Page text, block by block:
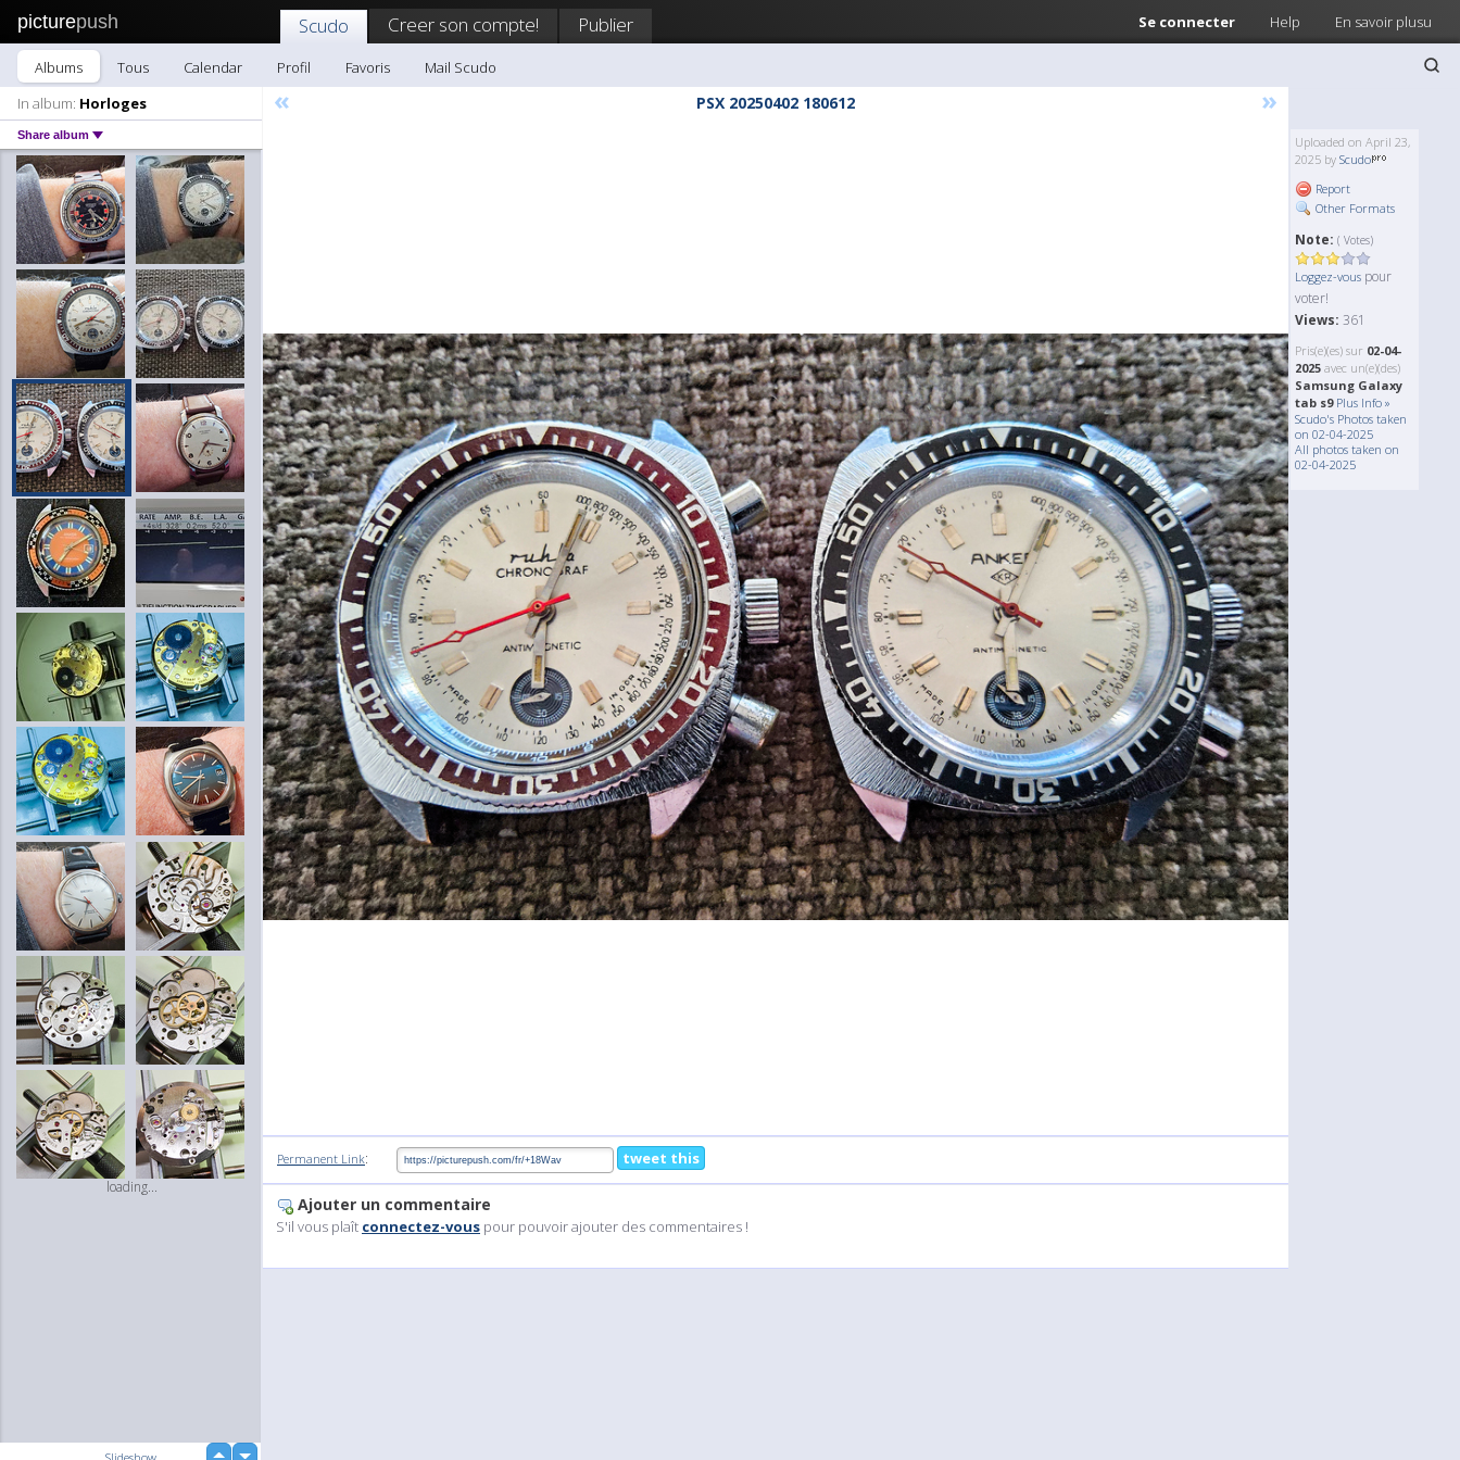
picturepush Se connecter Help En savoir plusu
Scudo Creer son compte! Publier
Albums Tous Calendar Profil Favoris
Mail Scudo
In album: Horloges
Share album
loading...
« PSX 20250402 180612 »
Uploaded on April 23,
2025 by Scudo
Report
Other Formats
Note: ( Votes)
Loggez-vous pour
voter!
Views: 361
Pris(e)(es) sur 02-04-
2025 avec un(e)(des)
Samsung Galaxy
tab s9 Plus Info »
Scudo's Photos taken
on 02-04-2025
All photos taken on
02-04-2025
Permanent Link: tweet this
Ajouter un commentaire
S'il vous plaît connectez-vous pour pouvoir ajouter des commentaires !